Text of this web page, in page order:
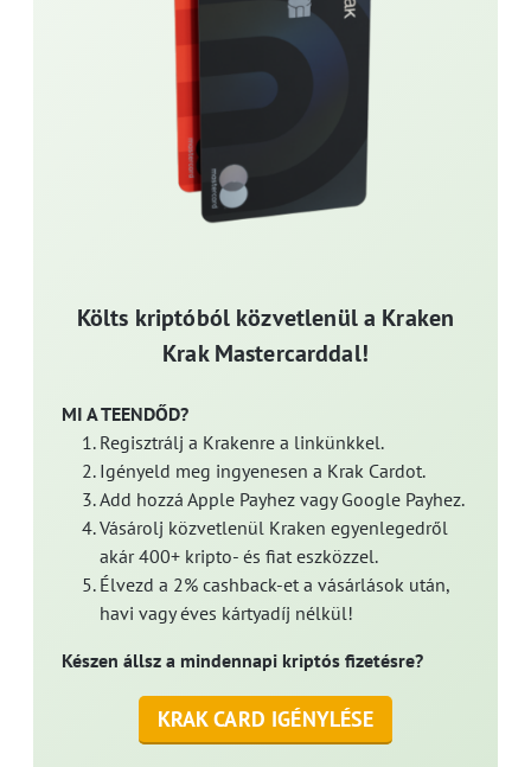
Költs kriptóból közvetlenül a Kraken
Krak Mastercarddal!
MI A TEENDŐD?
Regisztrálj a Krakenre a linkünkkel.
Igényeld meg ingyenesen a Krak Cardot.
Add hozzá Apple Payhez vagy Google Payhez.
Vásárolj közvetlenül Kraken egyenlegedről
akár 400+ kripto- és fiat eszközzel.
Élvezd a 2% cashback-et a vásárlások után,
havi vagy éves kártyadíj nélkül!
Készen állsz a mindennapi kriptós fizetésre?
KRAK CARD IGÉNYLÉSE